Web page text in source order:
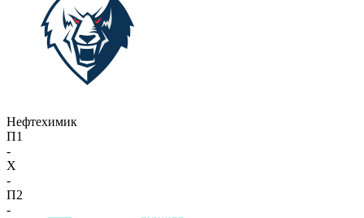
Нефтехимик
П1
-
X
-
П2
-